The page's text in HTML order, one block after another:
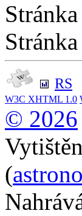
RS
W3C XHTML 1.0
© 2026
(